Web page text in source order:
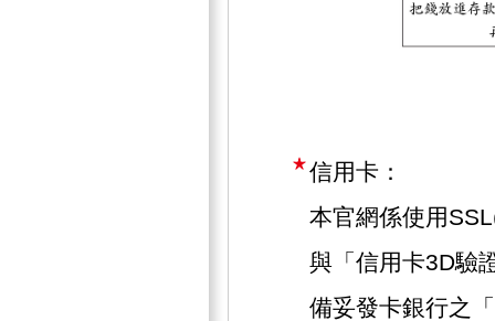
信用卡：
本官網係使用
與「信用卡3D驗
備妥發卡銀行之